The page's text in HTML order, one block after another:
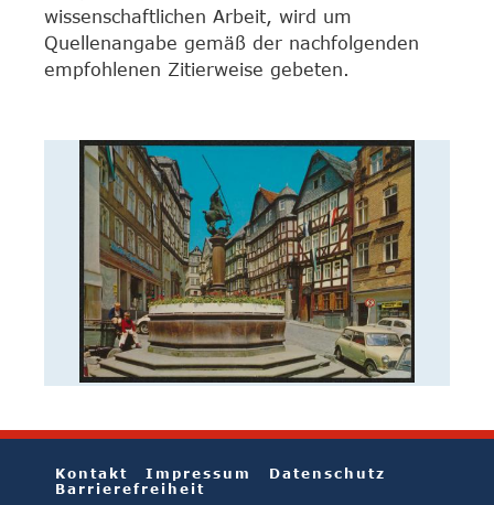
wissenschaftlichen Arbeit, wird um
Quellenangabe gemäß der nachfolgenden
empfohlenen Zitierweise gebeten.
Kontakt Impressum
Datenschutz
Barrierefreiheit